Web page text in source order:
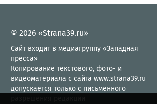
© 2026 «Strana39.ru»
Сайт входит в медиагруппу «Западная
пресса»
Копирование текстового, фото- и
видеоматериала с сайта www.strana39.ru
допускается только с письменного